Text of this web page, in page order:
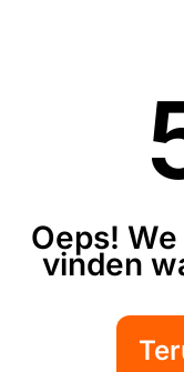
Oeps!
vinden